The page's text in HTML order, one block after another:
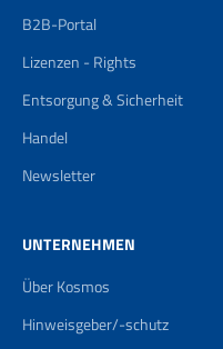
B2B-Portal
Lizenzen - Rights
Entsorgung & Sicherheit
Handel
Newsletter
UNTERNEHMEN
Über Kosmos
Hinweisgeber/-schutz